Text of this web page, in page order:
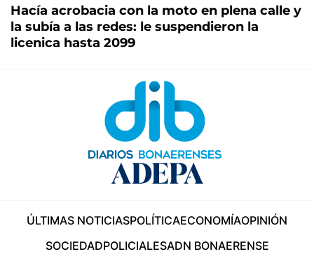
Hacía acrobacia con la moto en plena calle y
la subía a las redes: le suspendieron la
licenica hasta 2099
ÚLTIMAS NOTICIASPOLÍTICAECONOMÍAOPINIÓN
SOCIEDADPOLICIALESADN BONAERENSE